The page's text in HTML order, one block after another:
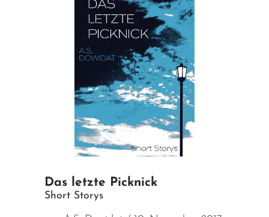
Das letzte Picknick
Short Storys